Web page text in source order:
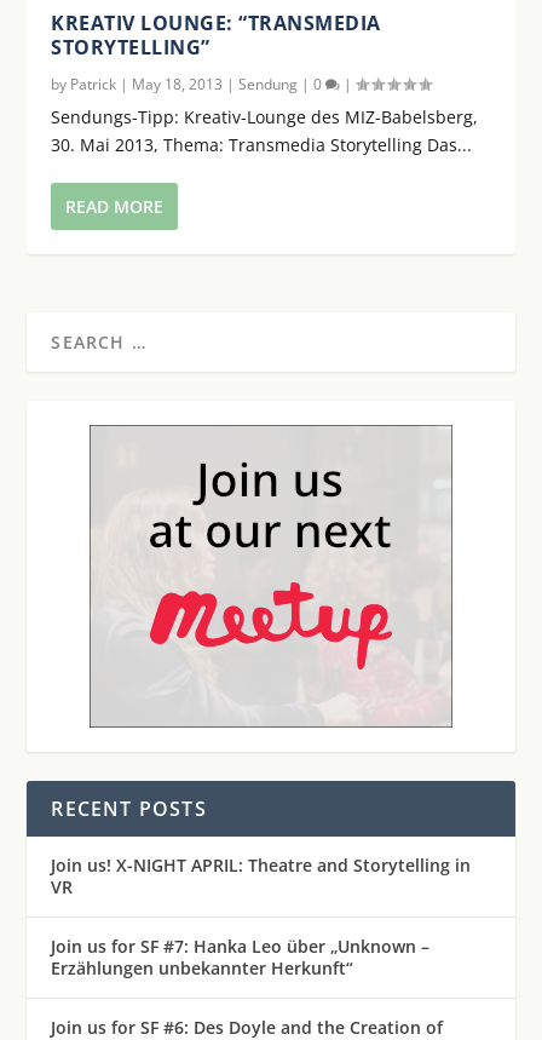
KREATIV LOUNGE: “TRANSMEDIA
STORYTELLING”
by Patrick | May 18, 2013 |Sendung |0 |
Sendungs-Tipp: Kreativ-Lounge des MIZ-Babelsberg,
30. Mai 2013, Thema: Transmedia Storytelling Das...
READ MORE
RECENT POSTS
Join us! X-NIGHT APRIL: Theatre and Storytelling in
VR
Join us for SF #7: Hanka Leo über „Unknown –
Erzählungen unbekannter Herkunft“
Join us for SF #6: Des Doyle and the Creation of